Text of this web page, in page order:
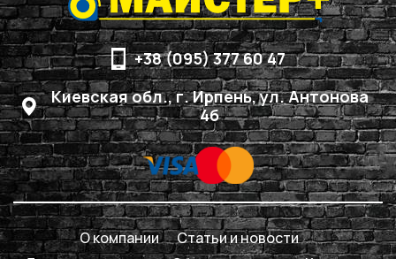
+38 (095) 377 60 47
Киевская обл., г. Ирпень, ул. Антонова
4б
О компании
Статьи и новости